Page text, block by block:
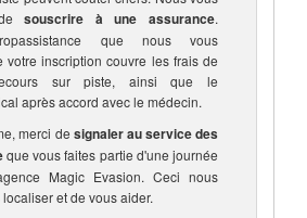
desouscrire à une assurance.
que nous vous
votre inscription couvre les frais de
sur piste, ainsi que le
après accord avec le médecin.
merci de signaler au service des
que vous faites partie d'une journée
Magic Evasion. Ceci nous
et de vous aider.